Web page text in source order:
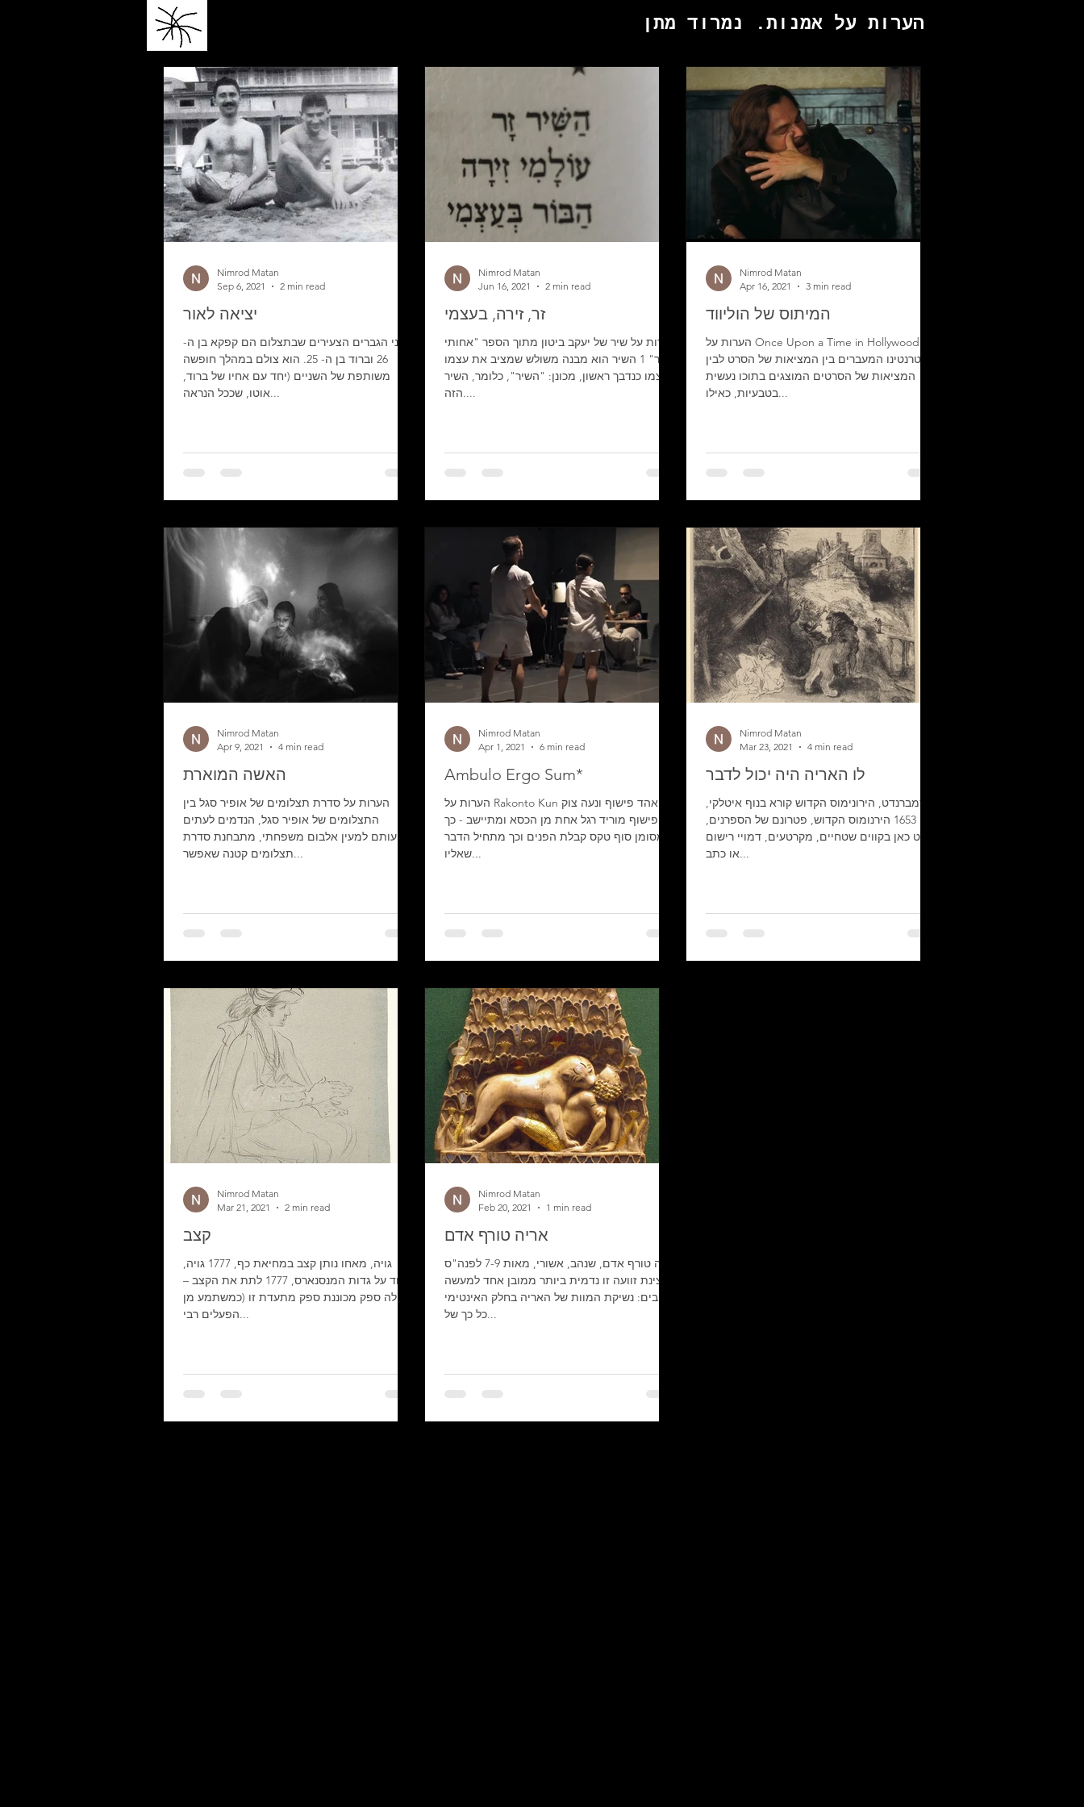
הערות על אמנות. נמרוד מתן
יציאה לאור
שני הגברים הצעירים שבתצלום הם קפקא בן ה-
26 וברוד בן ה- 25. הוא צולם במהלך חופשה
משותפת של השניים (יחד עם אחיו של ברוד,
אוטו, שככל הנראה...
Nimrod Matan
Sep 6, 2021
2 min read
זר, זירה, בעצמי
הערות על שיר של יעקב ביטון מתוך הספר "אחותי
בזהר" 1 השיר הוא מבנה משולש שמציב את עצמו
בעצמו כנדבך ראשון, מכונן: "השיר", כלומר, השיר
הזה....
Nimrod Matan
Jun 16, 2021
2 min read
המיתוס של הוליווד
הערות על Once Upon a Time in Hollywood של
טרנטינו המעברים בין המציאות של הסרט לבין
המציאות של הסרטים המוצגים בתוכו נעשית
בטבעיות, כאילו...
Nimrod Matan
Apr 16, 2021
3 min read
האשה המוארת
הערות על סדרת תצלומים של אופיר סגל בין
התצלומים של אופיר סגל, הנדמים לעתים
בצניעותם למעין אלבום משפחתי, מתבחנת סדרת
תצלומים קטנה שאפשר...
Nimrod Matan
Apr 9, 2021
4 min read
Ambulo Ergo Sum*
הערות על Rakonto Kun של אהד פישוף ונעה צוק
1 פישוף מוריד רגל אחת מן הכסא ומתיישב - כך
מסומן סוף טקס קבלת הפנים וכך מתחיל הדבר
שאליו...
Nimrod Matan
Apr 1, 2021
6 min read
לו האריה היה יכול לדבר
רמברנדט, הירונימוס הקדוש קורא בנוף איטלקי,
1653 הירנומוס הקדוש, פטרונם של הספרנים,
נחרט כאן בקווים שטחיים, מקרטעים, דמויי רישום
או כתב...
Nimrod Matan
Mar 23, 2021
4 min read
קצב
גויה, מאחו נותן קצב במחיאת כף, 1777 גויה,
ריקוד על גדות המנסנארס, 1777 לתת את הקצב –
פעולה ספק מכוננת ספק מתעדת זו (כמשתמע מן
הפעלים רבי...
Nimrod Matan
Mar 21, 2021
2 min read
אריה טורף אדם
אריה טורף אדם, שנהב, אשורי, מאות 7-9 לפנה"ס
סצינת זוועה זו נדמית ביותר ממובן אחד למעשה
אהבים: נשיקת המוות של האריה בחלק האינטימי
כל כך של...
Nimrod Matan
Feb 20, 2021
1 min read